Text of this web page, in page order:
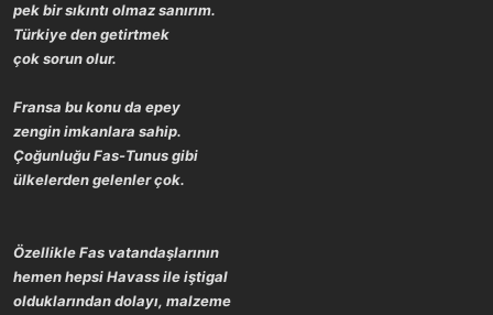
pek birsıkıntı olmaz sanırım.
Türkiye den getirtmek
çok sorun olur.
Fransa bu konu da epey
zenginimkanlara sahip.
Çoğunluğu Fas-Tunus gibi
ülkelerden gelenler çok.
Özellikle Fas vatandaşlarının
hemen hepsi Havass ile iştigal
olduklarından dolayı, malzeme